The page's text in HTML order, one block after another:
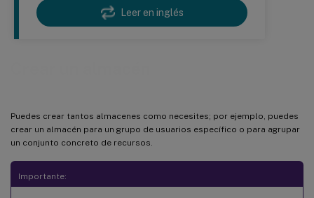
Leer en inglés
Puedes crear tantos almacenes como necesites; por ejemplo, puedes
crear un almacén para un grupo de usuarios específico o para agrupar
un conjunto concreto de recursos.
Importante: